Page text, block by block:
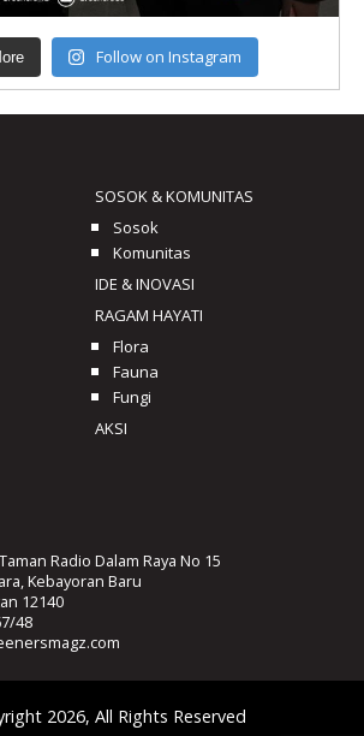
Follow on Instagram
SOSOK & KOMUNITAS
Sosok
Komunitas
IDE & INOVASI
RAGAM HAYATI
Flora
Fauna
Fungi
AKSI
Taman Radio Dalam Raya No 15
Kebayoran Baru
12140
48
2026, All Rights Reserved